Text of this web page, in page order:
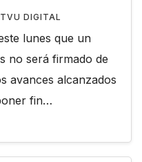
DIGITAL
lunes que un
no será firmado de
avances alcanzados
fin…